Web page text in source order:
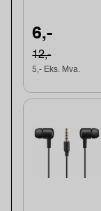
6,-
12,-
5,- Eks. Mva.